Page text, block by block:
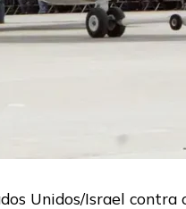
Unidos/Israel